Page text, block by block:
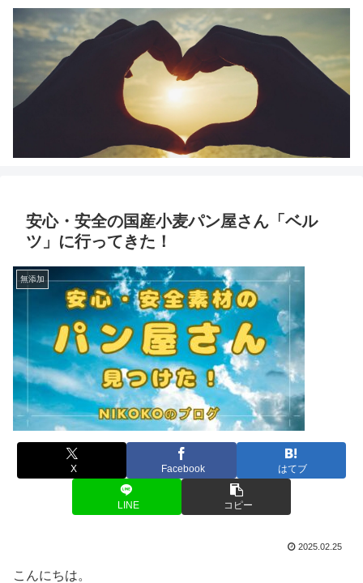
安心・安全の国産小麦パン屋さん「ベル
ツ」に行ってきた！
無添加
X Facebook はてブ
LINE コピー
2025.02.25
こんにちは。